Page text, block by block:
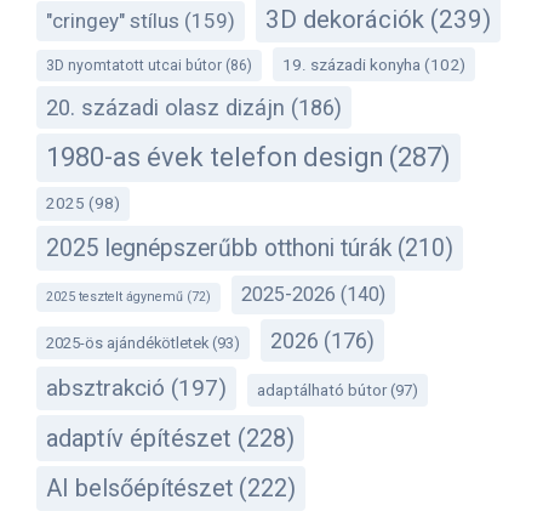
"cringey" stílus (159) 3D dekorációk (239)
3D nyomtatott utcai bútor (86) 19. századi konyha (102)
20. századi olasz dizájn (186)
1980-as évek telefon design (287)
2025 (98)
2025 legnépszerűbb otthoni túrák (210)
2025 tesztelt ágynemű (72) 2025-2026 (140)
2025-ös ajándékötletek (93) 2026 (176)
absztrakció (197) adaptálható bútor(97)
adaptív építészet (228)
AI belsőépítészet (222)